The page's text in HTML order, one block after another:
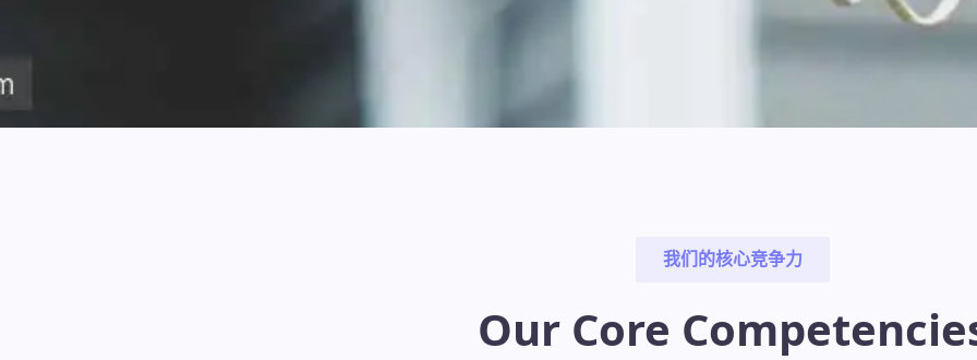
我们的核心竞争力
Our Core